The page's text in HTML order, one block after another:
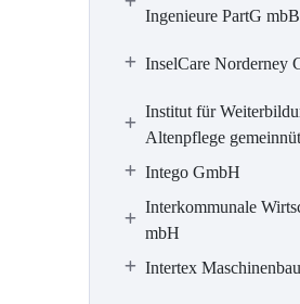
Ingenieure PartG mbB
InselCare Norderney
Institut für
Altenpflege
Intego GmbH
Interkommunale
mbH
Intertex